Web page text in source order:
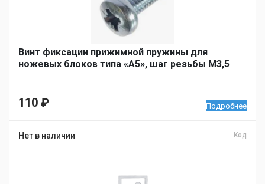
Винт фиксации прижимной пружины для
ножевых блоков типа «А5», шаг резьбы M3,5
110 ₽ Подробнее
Нет в наличии Код